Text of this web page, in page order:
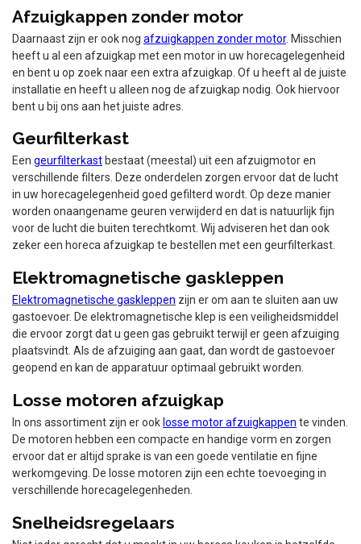
Afzuigkappen zonder motor
Daarnaast zijn er ook nog afzuigkappen zonder motor. Misschien
heeft u al een afzuigkap met een motor in uw horecagelegenheid
en bent u op zoek naar een extra afzuigkap. Of u heeft al de juiste
installatie en heeft u alleen nog de afzuigkap nodig. Ook hiervoor
bent u bij ons aan het juiste adres.
Geurfilterkast
Een geurfilterkast bestaat (meestal) uit een afzuigmotor en
verschillende filters. Deze onderdelen zorgen ervoor dat de lucht
in uw horecagelegenheid goed gefilterd wordt. Op deze manier
worden onaangename geuren verwijderd en dat is natuurlijk fijn
voor de lucht die buiten terechtkomt. Wij adviseren het dan ook
zeker een horeca afzuigkap te bestellen met een geurfilterkast.
Elektromagnetische gaskleppen
Elektromagnetische gaskleppen zijn er om aan te sluiten aan uw
gastoevoer. De elektromagnetische klep is een veiligheidsmiddel
die ervoor zorgt dat u geen gas gebruikt terwijl er geen afzuiging
plaatsvindt. Als de afzuiging aan gaat, dan wordt de gastoevoer
geopend en kan de apparatuur optimaal gebruikt worden.
Losse motoren afzuigkap
In ons assortiment zijn er ook losse motor afzuigkappen te vinden.
De motoren hebben een compacte en handige vorm en zorgen
ervoor dat er altijd sprake is van een goede ventilatie en fijne
werkomgeving. De losse motoren zijn een echte toevoeging in
verschillende horecagelegenheden.
Snelheidsregelaars